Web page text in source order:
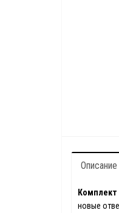
Описание
новые